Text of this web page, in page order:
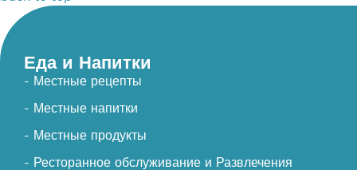
Еда и Напитки
- Местные рецепты
- Местные напитки
- Местные продукты
- Ресторанное обслуживание и Развлечения